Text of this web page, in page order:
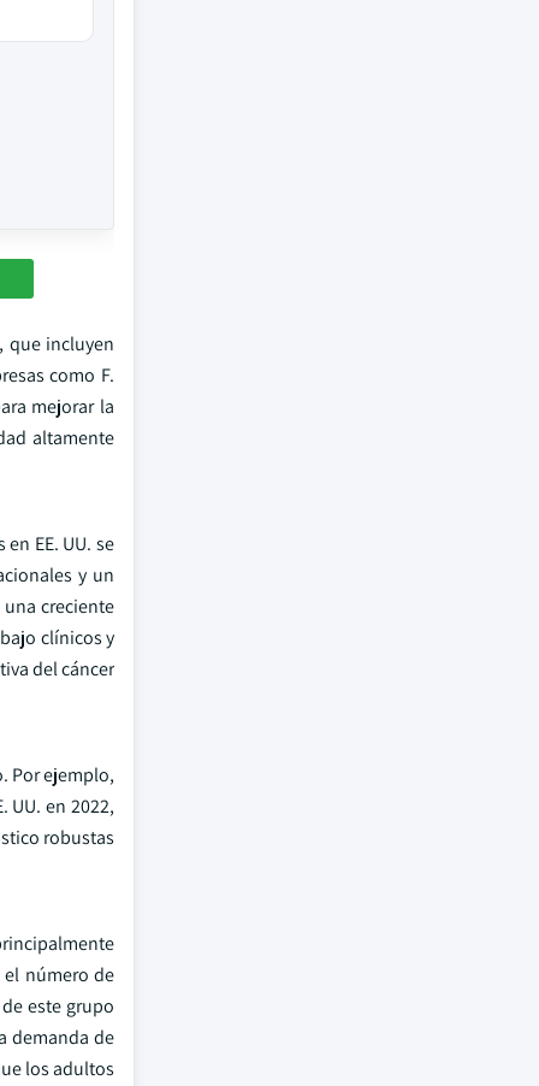
que incluyen
como F.
mejorar la
altamente
EE. UU. se
y un
creciente
clínicos y
del cáncer
Por ejemplo,
UU. en 2022,
robustas
el número de
este grupo
demanda de
los adultos